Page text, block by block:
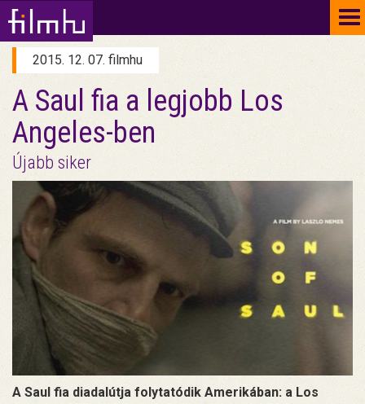
2015. 12. 07. filmhu
A Saul fia a legjobb Los
Angeles-ben
Újabb siker
A Saul fia diadalútja folytatódik Amerikában: a Los